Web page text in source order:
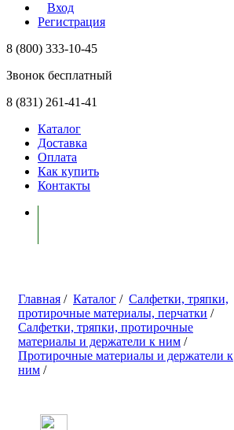
Вход
Регистрация
8 (800) 333-10-45
Звонок бесплатный
8 (831) 261-41-41
Каталог
Доставка
Оплата
Как купить
Контакты
Главная / Каталог / Салфетки, тряпки,
протирочные материалы, перчатки /
Салфетки, тряпки, протирочные
материалы и держатели к ним /
Протирочные материалы и держатели к
ним /